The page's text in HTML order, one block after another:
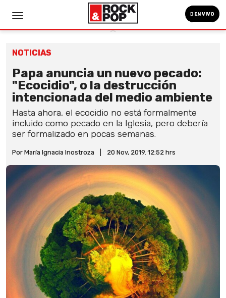
EN VIVO
NOTICIAS
Papa anuncia un nuevo pecado:
"Ecocidio", o la destrucción
intencionada del medio ambiente
Hasta ahora, el ecocidio no está formalmente
incluido como pecado en la Iglesia, pero debería
ser formalizado en pocas semanas.
Por María Ignacia Inostroza 20 Nov, 2019. 12:52 hrs